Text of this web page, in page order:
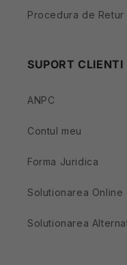
Procedura de Retur
SUPORT CLIENTI
ANPC
Contul meu
Forma Juridica
Solutionarea Online
Solutionarea